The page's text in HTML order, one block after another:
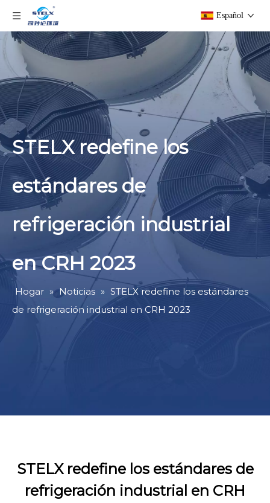
Español
STELX redefine los
estándares de
refrigeración industrial
en CRH 2023
Hogar » Noticias » STELX redefine los estándares
de refrigeración industrial en CRH 2023
STELX redefine los estándares de
refrigeración industrial en CRH